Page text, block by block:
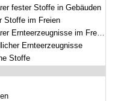
fester Stoffe in Gebäuden
Stoffe im Freien
Ernteerzeugnisse im Freien
Ernteerzeugnisse
Stoffe